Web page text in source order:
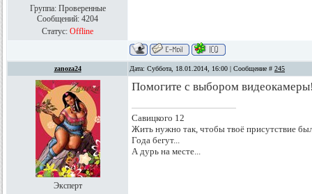
Группа: Проверенные
Сообщений: 4204
Статус: Offline
zanoza24 Дата: Суббота, 18.01.2014, 16:00 | Сообщение # 245
Эксперт
Помогите с выбором
Савицкого 12
Жить нужно так, чтобы твоё присутствие
Года бегут...
А дурь на месте...